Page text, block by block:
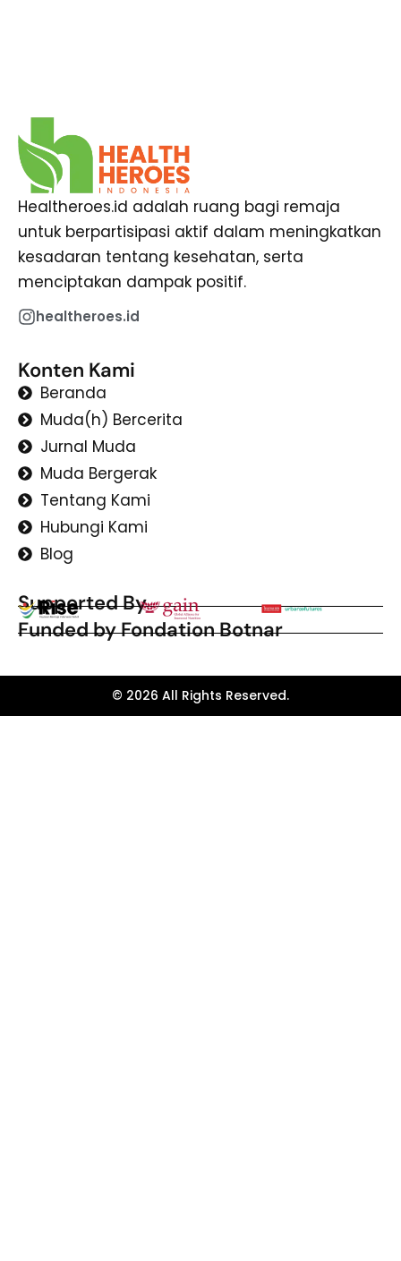
Healtheroes.id adalah ruang bagi remaja
untuk berpartisipasi aktif dalam meningkatkan
kesadaran tentang kesehatan, serta
menciptakan dampak positif.
healtheroes.id
Konten Kami
Beranda
Muda(h) Bercerita
Jurnal Muda
Muda Bergerak
Tentang Kami
Hubungi Kami
Blog
Supported By
Funded by Fondation Botnar
© 2026 All Rights Reserved.